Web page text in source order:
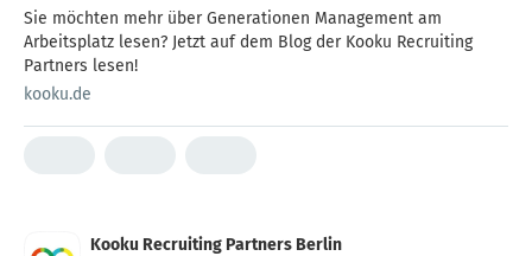
Sie möchten mehr über Generationen Management am
Arbeitsplatz lesen? Jetzt auf dem Blog der Kooku Recruiting
Partners lesen!
kooku.de
Kooku Recruiting Partners Berlin